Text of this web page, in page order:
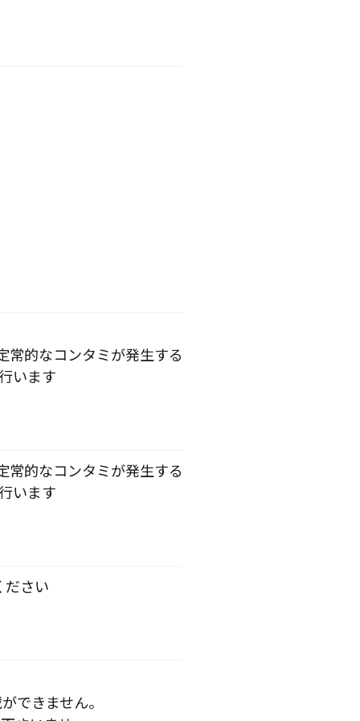
常的なコンタミが発生する
います
常的なコンタミが発生する
います
ださい
できません。